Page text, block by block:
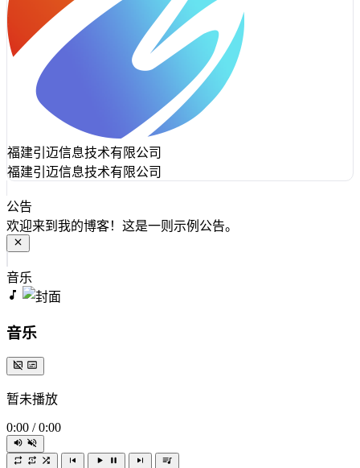
福建引迈信息技术有限公司
福建引迈信息技术有限公司
公告
欢迎来到我的博客！这是一则示例公告。
音乐
音乐
暂未播放
0:00 / 0:00